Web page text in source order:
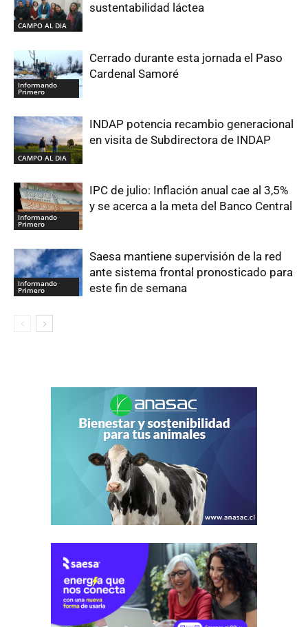
CAMPO AL DIA
sustentabilidad láctea
Informando
Primero
Cerrado durante esta jornada el Paso
Cardenal Samoré
CAMPO AL DIA
INDAP potencia recambio generacional
en visita de Subdirectora de INDAP
Informando
Primero
IPC de julio: Inflación anual cae al 3,5%
y se acerca a la meta del Banco Central
Informando
Primero
Saesa mantiene supervisión de la red
ante sistema frontal pronosticado para
este fin de semana